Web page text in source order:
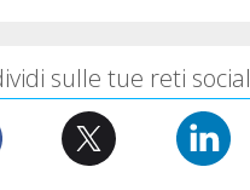
sulle tue reti social